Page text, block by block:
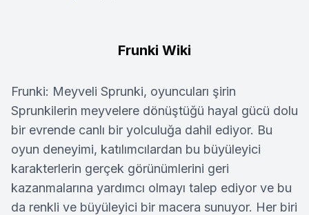
Frunki Wiki
Frunki: Meyveli Sprunki, oyuncuları şirin
Sprunkilerin meyvelere dönüştüğü hayal gücü dolu
bir evrende canlı bir yolculuğa dahil ediyor. Bu
oyun deneyimi, katılımcılardan bu büyüleyici
karakterlerin gerçek görünümlerini geri
kazanmalarına yardımcı olmayı talep ediyor ve bu
da renkli ve büyüleyici bir macera sunuyor. Her biri